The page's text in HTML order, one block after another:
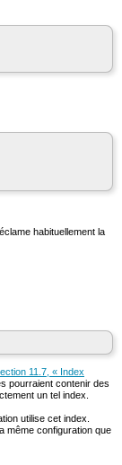
habituellement la
11.7, « Index
pourraient contenir des
un tel index.
utilise cet index.
même configuration que